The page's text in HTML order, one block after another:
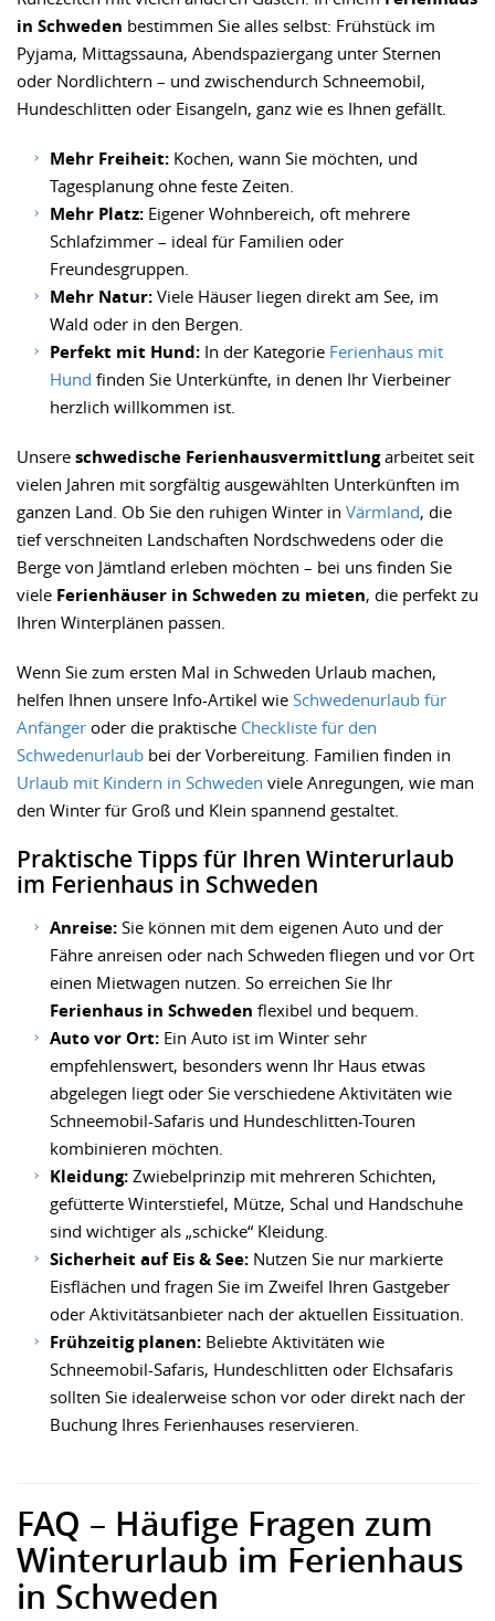
in Schweden bestimmen Sie alles selbst: Frühstück im
Pyjama, Mittagssauna, Abendspaziergang unter Sternen
oder Nordlichtern – und zwischendurch Schneemobil,
Hundeschlitten oder Eisangeln, ganz wie es Ihnen gefällt.
Mehr Freiheit: Kochen, wann Sie möchten, und
Tagesplanung ohne feste Zeiten.
Mehr Platz: Eigener Wohnbereich, oft mehrere
Schlafzimmer – ideal für Familien oder
Freundesgruppen.
Mehr Natur: Viele Häuser liegen direkt am See, im
Wald oder in den Bergen.
Perfekt mit Hund: In der Kategorie Ferienhaus mit
Hund finden Sie Unterkünfte, in denen Ihr Vierbeiner
herzlich willkommen ist.
Unsere schwedische Ferienhausvermittlungarbeitet seit
vielen Jahren mit sorgfältig ausgewählten Unterkünften im
ganzen Land. Ob Sie den ruhigen Winter in Värmland, die
tief verschneiten Landschaften Nordschwedens oder die
Berge von Jämtland erleben möchten – bei uns finden Sie
viele Ferienhäuser in Schweden zu mieten, die perfekt zu
Ihren Winterplänen passen.
Wenn Sie zum ersten Mal in Schweden Urlaub machen,
helfen Ihnen unsere Info-Artikel wie Schwedenurlaub für
Anfänger oder die praktische Checkliste für den
Schwedenurlaub bei der Vorbereitung. Familien finden in
Urlaub mit Kindern in Schweden viele Anregungen, wie man
den Winter für Groß und Klein spannend gestaltet.
Praktische Tipps für Ihren Winterurlaub
im Ferienhaus in Schweden
Anreise: Sie können mit dem eigenen Auto und der
Fähre anreisen oder nach Schweden fliegen und vor Ort
einen Mietwagen nutzen. So erreichen Sie Ihr
Ferienhaus in Schweden flexibel und bequem.
Auto vor Ort: Ein Auto ist im Winter sehr
empfehlenswert, besonders wenn Ihr Haus etwas
abgelegen liegt oder Sie verschiedene Aktivitäten wie
Schneemobil-Safaris und Hundeschlitten-Touren
kombinieren möchten.
Kleidung: Zwiebelprinzip mit mehreren Schichten,
gefütterte Winterstiefel, Mütze, Schal und Handschuhe
sind wichtiger als „schicke“ Kleidung.
Sicherheit auf Eis & See: Nutzen Sie nur markierte
Eisflächen und fragen Sie im Zweifel Ihren Gastgeber
oder Aktivitätsanbieter nach der aktuellen Eissituation.
Frühzeitig planen: Beliebte Aktivitäten wie
Schneemobil-Safaris, Hundeschlitten oder Elchsafaris
sollten Sie idealerweise schon vor oder direkt nach der
Buchung Ihres Ferienhauses reservieren.
FAQ – Häufige Fragen zum
Winterurlaub im Ferienhaus
in Schweden